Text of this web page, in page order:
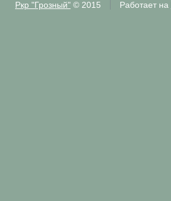
Ркр "Грозный"© 2015 Работает на